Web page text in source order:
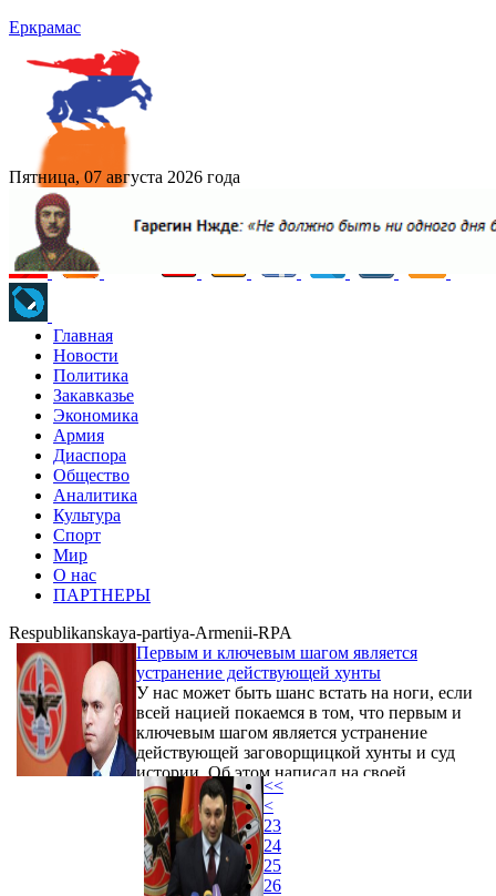
Еркрамас
Пятница, 07 августа 2026 года
Главная
Новости
Политика
Закавказье
Экономика
Армия
Диаспора
Общество
Аналитика
Культура
Спорт
Мир
О нас
ПАРТНЕРЫ
Respublikanskaya-partiya-Armenii-RPA
Первым и ключевым шагом является
устранение действующей хунты
У нас может быть шанс встать на ноги, если
всей нацией покаемся в том, что первым и
ключевым шагом является устранение
действующей заговорщицкой хунты и суд
истории. Об этом написал на своей
странице в Facebook вице-председатель
Республиканской партии Армении Армен
Ашотян. Он, в частности, отметил:
<<
<
23
24
25
26